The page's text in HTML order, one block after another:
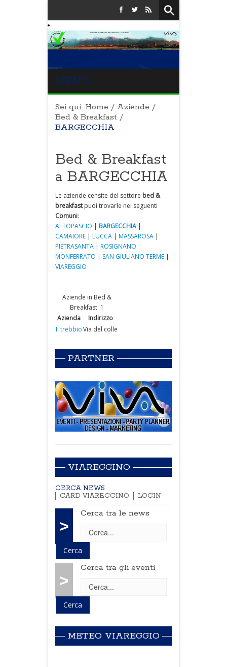
MENU
Sei qui: Home / Aziende /
Bed & Breakfast /
BARGECCHIA
Bed & Breakfast
a BARGECCHIA
Le aziende censite del settore bed &
breakfastpuoi trovarle nei seguenti
Comuni:
ALTOPASCIO | BARGECCHIA |
CAMAIORE | LUCCA | MASSAROSA |
PIETRASANTA | ROSIGNANO
MONFERRATO | SAN GIULIANO TERME |
VIAREGGIO
Aziende in Bed &
Breakfast: 1
Azienda
Indirizzo
Il trebbioVia del colle
PARTNER
VIAREGGINO
CERCA NEWS
CARD VIAREGGINO
LOGIN
>
Cerca tra le news
>
Cerca tra gli eventi
METEO VIAREGGIO